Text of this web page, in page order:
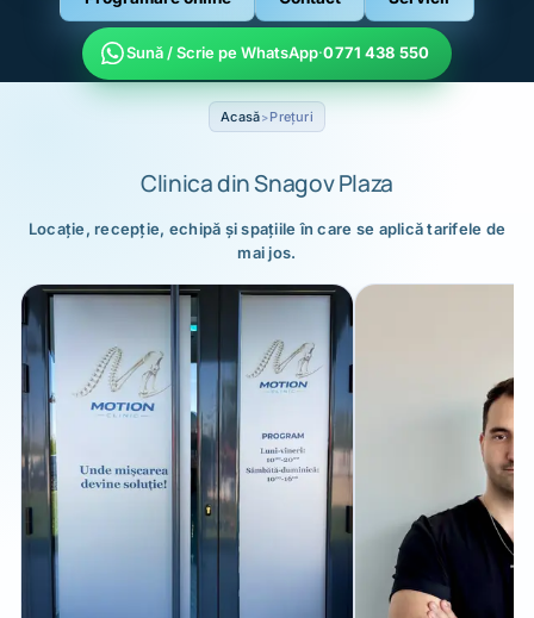
Sună / Scrie pe WhatsApp·0771 438 550
Acasă Prețuri
Clinica din Snagov Plaza
Locație, recepție, echipă și spațiile în care se aplică tarifele de
mai jos.